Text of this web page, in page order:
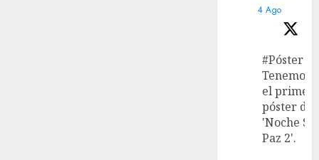
4 Ago
#Póster
Tenemos
el primer
póster de
'Noche
Paz 2'.